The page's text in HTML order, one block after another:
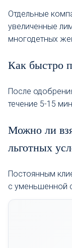
Отдельные
увеличенные
многодетных
Как быстро
После
течение 5-15
Можно ли
льготных
Постоянным
с уменьшенной